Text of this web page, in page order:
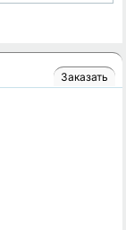
Заказать